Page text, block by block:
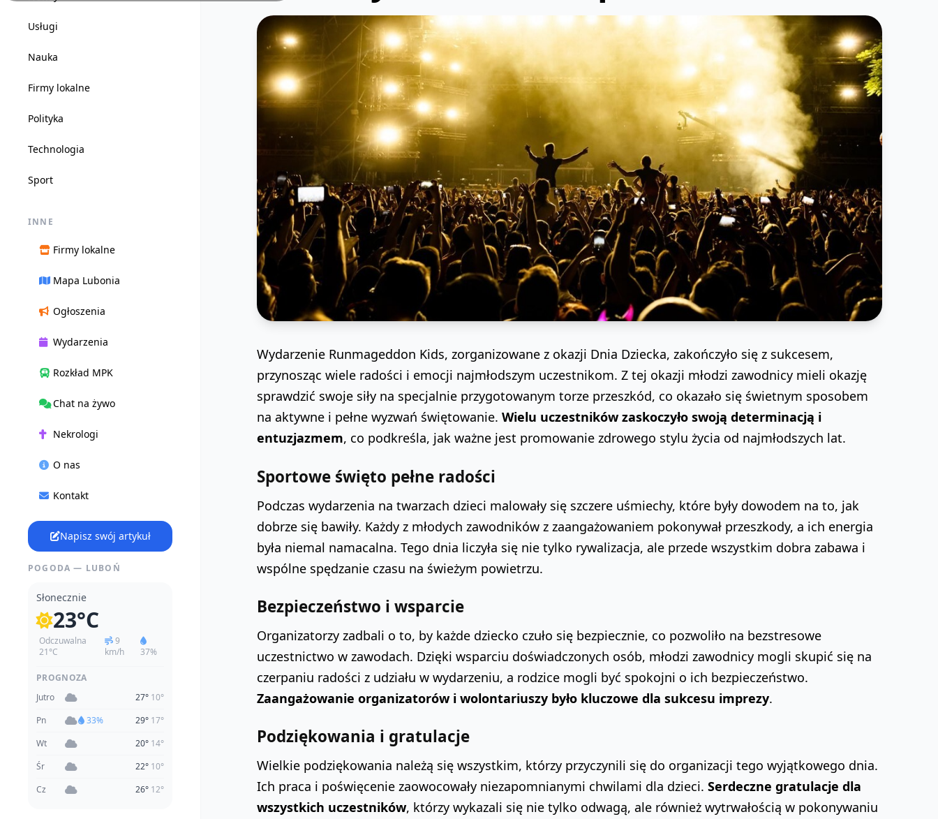
Usługi
Nauka
Firmy lokalne
Polityka
Technologia
Sport
INNE
Firmy lokalne
Mapa Lubonia
Ogłoszenia
Wydarzenia
Rozkład MPK
Chat na żywo
Nekrologi
O nas
Kontakt
Napisz swój artykuł
POGODA — LUBOŃ
Słonecznie
23°C
Odczuwalna
21°C
9
km/h
37%
PROGNOZA
Jutro
27° 10°
Pn
33% 29° 17°
Wt
20° 14°
Śr
22° 10°
Cz
26° 12°
Wydarzenie Runmageddon Kids, zorganizowane z okazji Dnia Dziecka, zakończyło się z sukcesem,
przynosząc wiele radości i emocji najmłodszym uczestnikom. Z tej okazji młodzi zawodnicy mieli okazję
sprawdzić swoje siły na specjalnie przygotowanym torze przeszkód, co okazało się świetnym sposobem
na aktywne i pełne wyzwań świętowanie. Wielu uczestników zaskoczyło swoją determinacją i
entuzjazmem, co podkreśla, jak ważne jest promowanie zdrowego stylu życia od najmłodszych lat.
Sportowe święto pełne radości
Podczas wydarzenia na twarzach dzieci malowały się szczere uśmiechy, które były dowodem na to, jak
dobrze się bawiły. Każdy z młodych zawodników z zaangażowaniem pokonywał przeszkody, a ich energia
była niemal namacalna. Tego dnia liczyła się nie tylko rywalizacja, ale przede wszystkim dobra zabawa i
wspólne spędzanie czasu na świeżym powietrzu.
Bezpieczeństwo i wsparcie
Organizatorzy zadbali o to, by każde dziecko czuło się bezpiecznie, co pozwoliło na bezstresowe
uczestnictwo w zawodach. Dzięki wsparciu doświadczonych osób, młodzi zawodnicy mogli skupić się na
czerpaniu radości z udziału w wydarzeniu, a rodzice mogli być spokojni o ich bezpieczeństwo.
Zaangażowanie organizatorów i wolontariuszy było kluczowe dla sukcesu imprezy.
Podziękowania i gratulacje
Wielkie podziękowania należą się wszystkim, którzy przyczynili się do organizacji tego wyjątkowego dnia.
Ich praca i poświęcenie zaowocowały niezapomnianymi chwilami dla dzieci. Serdeczne gratulacje dla
wszystkich uczestników, którzy wykazali się nie tylko odwagą, ale również wytrwałością w pokonywaniu